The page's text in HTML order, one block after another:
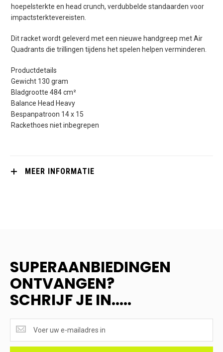
hoepelsterkte en head crunch, verdubbelde standaarden voor
impactsterktevereisten.
Dit racket wordt geleverd met een nieuwe handgreep met Air
Quadrants die trillingen tijdens het spelen helpen verminderen.
Productdetails
Gewicht 130 gram
Bladgrootte 484 cm²
Balance Head Heavy
Bespanpatroon 14 x 15
Rackethoes niet inbegrepen
MEER INFORMATIE
SUPERAANBIEDINGEN
ONTVANGEN?
SCHRIJF JE IN.....
ONTVANGEN?
<br>SCHRIJF